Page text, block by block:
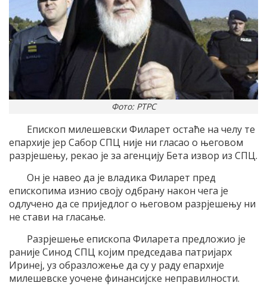
Фото: РТРС
Епископ милешевски Филарет остаће на челу те
епархије јер Сабор СПЦ није ни гласао о његовом
разрјешењу, рекао је за агенцију Бета извор из СПЦ.
Он је навео да је владика Филарет пред
епископима изнио своју одбрану након чега је
одлучено да се приједлог о његовом разрјешењу ни
не стави на гласање.
Разрјешење епископа Филарета предложио је
раније Синод СПЦ којим председава патријарх
Иринеј, уз образложење да су у раду епархије
милешевске уочене финансијске неправилности.